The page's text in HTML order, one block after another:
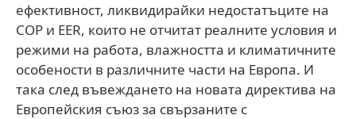
ефективност, ликвидирайки недостатъците на
COP и EER, които не отчитат реалните условия и
режими на работа, влажността и климатичните
особености в различните части на Европа. И
така след въвеждането на новата директива на
Европейския съюз за свързаните с